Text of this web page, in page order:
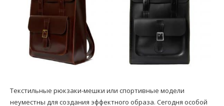
Текстильные рюкзаки-мешки или спортивные модели
неуместны для создания эффектного образа. Сегодня особой